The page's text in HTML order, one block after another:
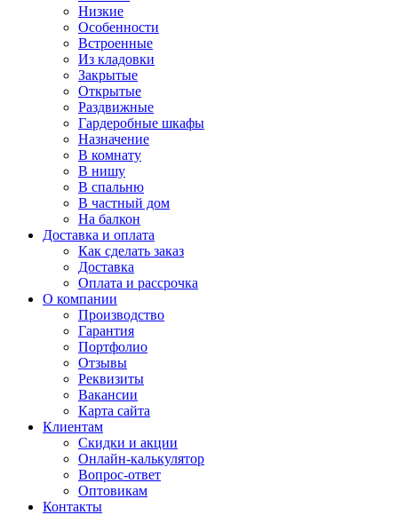
Низкие
Особенности
Встроенные
Из кладовки
Закрытые
Открытые
Раздвижные
Гардеробные шкафы
Назначение
В комнату
В нишу
В спальню
В частный дом
На балкон
Доставка и оплата
Как сделать заказ
Доставка
Оплата и рассрочка
О компании
Производство
Гарантия
Портфолио
Отзывы
Реквизиты
Вакансии
Карта сайта
Клиентам
Скидки и акции
Онлайн-калькулятор
Вопрос-ответ
Оптовикам
Контакты